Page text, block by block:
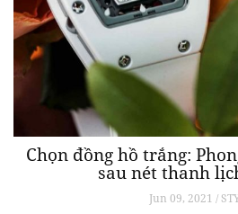
Chọn đồng hồ trắng:
sau nét thanh
Jun 09, 2021 /